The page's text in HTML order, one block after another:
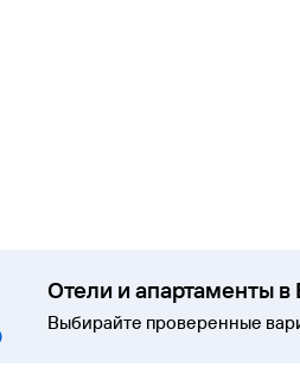
Отели и апартаменты
Выбирайте проверенные